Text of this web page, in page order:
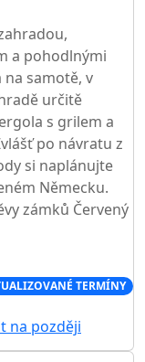
a pohodlnými
samotě, v
určitě
s grilem a
po návratu z
si naplánujte
Německu.
zámků Červený
TERMÍNY
na později